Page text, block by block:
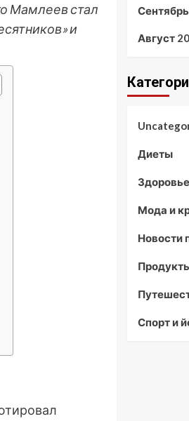
Мамлеев стал
и
Август
Диеты
Здоровье
Мода и
Новости
Спорт и